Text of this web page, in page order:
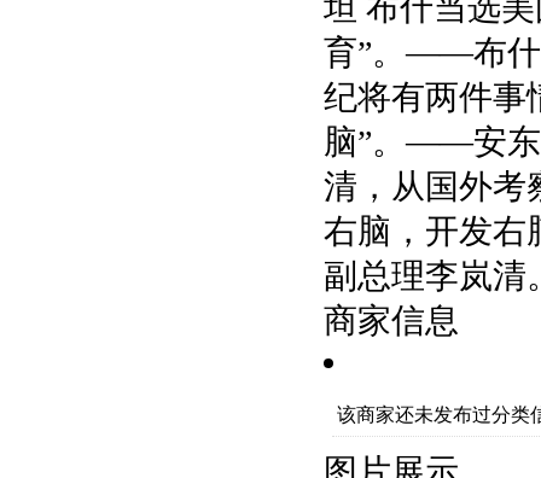
坦 布什当选
育”。——布什
纪将有两件事
脑”。——安东
清，从国外考
右脑，开发
副总理李岚清
商家信息
该商家还未发布过分类